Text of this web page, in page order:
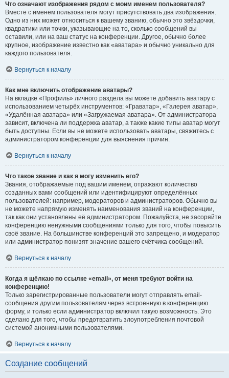
Что означают изображения рядом с моим именем пользователя?
Вместе с именем пользователя могут присутствовать два изображения.
Одно из них может относиться к вашему званию, обычно это звёздочки,
квадратики или точки, указывающие на то, сколько сообщений вы
оставили, или на ваш статус на конференции. Другое, обычно более
крупное, изображение известно как «аватара» и обычно уникально для
каждого пользователя.
Вернуться к началу
Как мне включить отображение аватары?
На вкладке «Профиль» личного раздела вы можете добавить аватару с
использованием четырёх инструментов: «Граватар», «Галерея аватар»,
«Удалённая аватара» или «Загружаемая аватара». От администратора
зависит, включена ли поддержка аватар, а также какие типы аватар могут
быть доступны. Если вы не можете использовать аватары, свяжитесь с
администратором конференции для выяснения причин.
Вернуться к началу
Что такое звание и как я могу изменить его?
Звания, отображаемые под вашим именем, отражают количество
созданных вами сообщений или идентифицируют определённых
пользователей: например, модераторов и администраторов. Обычно вы
не можете напрямую изменять наименования званий на конференции,
так как они установлены её администратором. Пожалуйста, не засоряйте
конференцию ненужными сообщениями только для того, чтобы повысить
своё звание. На большинстве конференций это запрещено, и модератор
или администратор понизят значение вашего счётчика сообщений.
Вернуться к началу
Когда я щёлкаю по ссылке «email», от меня требуют войти на
конференцию!
Только зарегистрированные пользователи могут отправлять email-
сообщения другим пользователям через встроенную в конференцию
форму, и только если администратор включил такую возможность. Это
сделано для того, чтобы предотвратить злоупотребления почтовой
системой анонимными пользователями.
Вернуться к началу
Создание сообщений